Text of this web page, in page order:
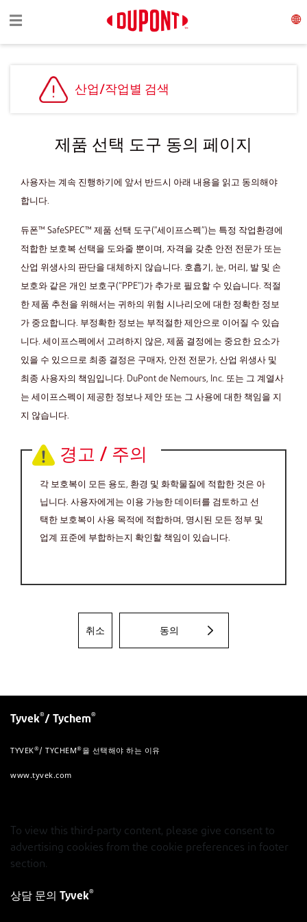
Toggle navigation
☰
산업/작업별 검색
제품 선택 도구 동의 페이지
사용자는 계속 진행하기에 앞서 반드시 아래 내용을 읽고 동의해야
합니다.
듀폰™ SafeSPEC™ 제품 선택 도구("세이프스펙”)는 특정 작업환경에
적합한 보호복 선택을 도와줄 뿐이며, 자격을 갖춘 안전 전문가 또는
산업 위생사의 판단을 대체하지 않습니다. 호흡기, 눈, 머리, 발 및 손
보호와 같은 개인 보호구(“PPE”)가 추가로 필요할 수 있습니다. 적절
한 제품 추천을 위해서는 귀하의 위험 시나리오에 대한 정확한 정보
가 중요합니다. 부정확한 정보는 부적절한 제안으로 이어질 수 있습
니다. 세이프스펙에서 고려하지 않은, 제품 결정에는 중요한 요소가
있을 수 있으므로 최종 결정은 구매자, 안전 전문가, 산업 위생사 및
최종 사용자의 책임입니다. DuPont de Nemours, Inc. 또는 그 계열사
는 세이프스펙이 제공한 정보나 제안 또는 그 사용에 대한 책임을 지
지 않습니다.
경고 / 주의
각 보호복이 모든 용도, 환경 및 화학물질에 적합한 것은 아
닙니다. 사용자에게는 이용 가능한 데이터를 검토하고 선
택한 보호복이 사용 목적에 적합하며, 명시된 모든 정부 및
업계 표준에 부합하는지 확인할 책임이 있습니다.
취소 동의
Tyvek®/ Tychem®
TYVEK®/ TYCHEM®을 선택해야 하는 이유
www.tyvek.com
To view this third-party content, please give consent to
advertising cookies from the cookie preferences in footer
section.
상담 문의 Tyvek®